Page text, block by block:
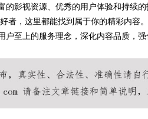
的影视资源、优秀的用户体验和持续
者，这里都能找到属于你的精彩内容。
户至上的服务理念，深化内容品质，